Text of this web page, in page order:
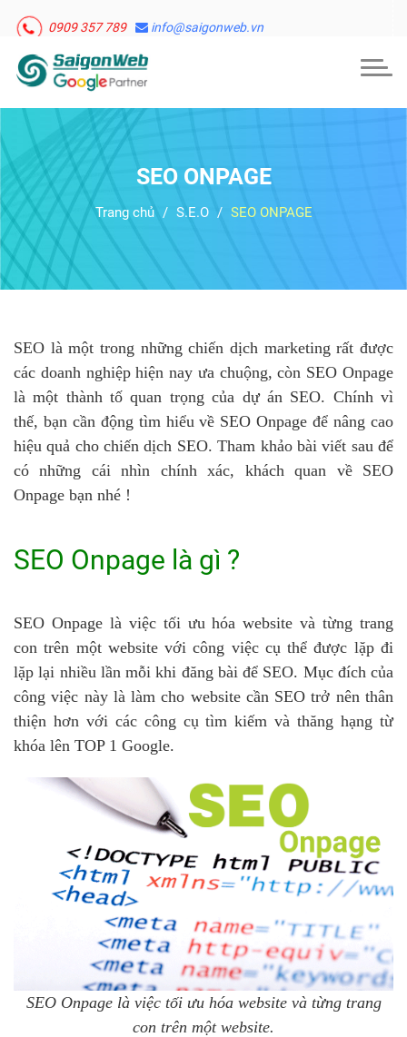
0909 357 789 info@saigonweb.vn
SEO ONPAGE
Trang chủ S.E.O SEO ONPAGE
SEO là một trong những chiến dịch marketing rất được
các doanh nghiệp hiện nay ưa chuộng, còn SEO Onpage
là một thành tố quan trọng của dự án SEO. Chính vì
thế, bạn cần động tìm hiểu về SEO Onpage để nâng cao
hiệu quả cho chiến dịch SEO. Tham khảo bài viết sau để
có những cái nhìn chính xác, khách quan về SEO
Onpage bạn nhé !
SEO Onpage là gì ?
SEO Onpage là việc tối ưu hóa website và từng trang
con trên một website với công việc cụ thể được lặp đi
lặp lại nhiều lần mỗi khi đăng bài để SEO. Mục đích của
công việc này là làm cho website cần SEO trở nên thân
thiện hơn với các công cụ tìm kiếm và thăng hạng từ
khóa lên TOP 1 Google.
SEO Onpage là việc tối ưu hóa website và từng trang
con trên một website.